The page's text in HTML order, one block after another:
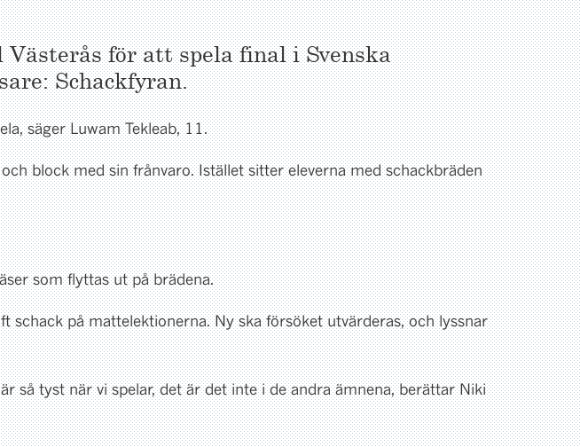
för att spela final i Svenska
Schackfyran.
säger Luwam Tekleab, 11.
block med sin frånvaro. Istället sitter eleverna med schackbräden
som flyttas ut på brädena.
på mattelektionerna. Ny ska försöket utvärderas, och lyssnar
så tyst när vi spelar, det är det inte i de andra ämnena, berättar Niki